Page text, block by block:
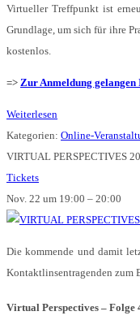
Virtueller Treffpunkt ist
Grundlage, um sich für ihre
kostenlos.
=> Zur Anmeldung
Weiterlesen
Kategorien: Online-
VIRTUAL PERSPECTIVES
Tickets
Nov. 22 um 19:00 – 20:00
Die kommende und damit
Kontaktlinsentragenden zum
Virtual Perspectives –